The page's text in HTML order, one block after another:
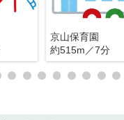
京山保育園
約515m／7分